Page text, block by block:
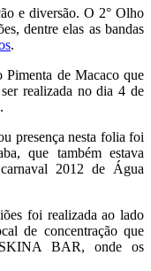
e diversão. O 2° Olho
dentre elas as bandas
.
de Macaco que
realizada no dia 4 de
presença nesta folia foi
que também estava
2012 de Água
foi realizada ao lado
de concentração que
BAR, onde os